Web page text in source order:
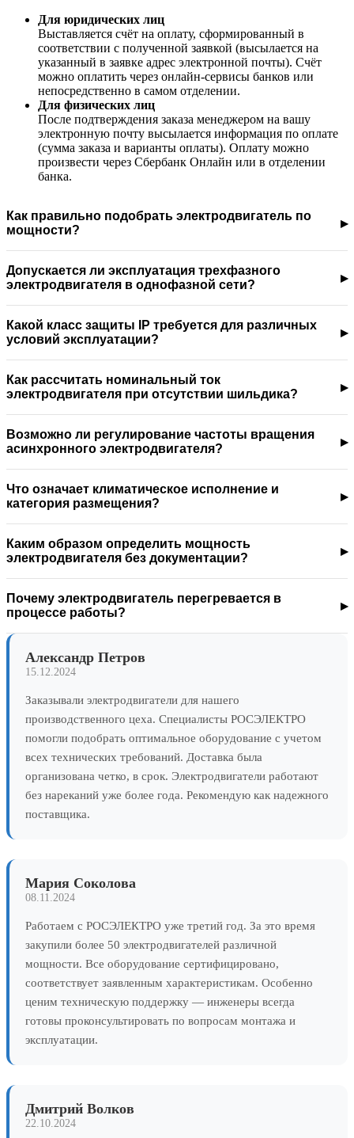
Для юридических лиц
Выставляется счёт на оплату, сформированный в
соответствии с полученной заявкой (высылается на
указанный в заявке адрес электронной почты). Счёт
можно оплатить через онлайн-сервисы банков или
непосредственно в самом отделении.
Для физических лиц
После подтверждения заказа менеджером на вашу
электронную почту высылается информация по оплате
(сумма заказа и варианты оплаты). Оплату можно
произвести через Сбербанк Онлайн или в отделении
банка.
Как правильно подобрать электродвигатель по
мощности?
Допускается ли эксплуатация трехфазного
электродвигателя в однофазной сети?
Какой класс защиты IP требуется для различных
условий эксплуатации?
Как рассчитать номинальный ток
электродвигателя при отсутствии шильдика?
Возможно ли регулирование частоты вращения
асинхронного электродвигателя?
Что означает климатическое исполнение и
категория размещения?
Каким образом определить мощность
электродвигателя без документации?
Почему электродвигатель перегревается в
процессе работы?
Александр Петров
15.12.2024
Заказывали электродвигатели для нашего
производственного цеха. Специалисты РОСЭЛЕКТРО
помогли подобрать оптимальное оборудование с учетом
всех технических требований. Доставка была
организована четко, в срок. Электродвигатели работают
без нареканий уже более года. Рекомендую как надежного
поставщика.
Мария Соколова
08.11.2024
Работаем с РОСЭЛЕКТРО уже третий год. За это время
закупили более 50 электродвигателей различной
мощности. Все оборудование сертифицировано,
соответствует заявленным характеристикам. Особенно
ценим техническую поддержку — инженеры всегда
готовы проконсультировать по вопросам монтажа и
эксплуатации.
Дмитрий Волков
22.10.2024